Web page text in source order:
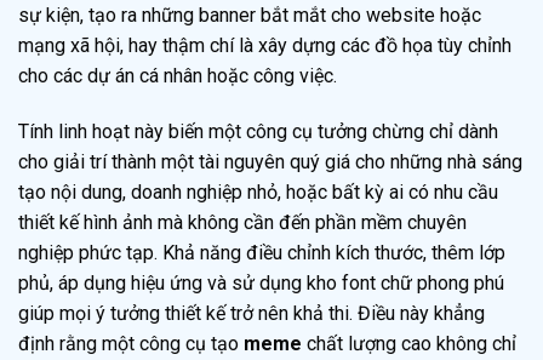
sự kiện, tạo ra những banner bắt mắt cho website hoặc
mạng xã hội, hay thậm chí là xây dựng các đồ họa tùy chỉnh
cho các dự án cá nhân hoặc công việc.
Tính linh hoạt này biến một công cụ tưởng chừng chỉ dành
cho giải trí thành một tài nguyên quý giá cho những nhà sáng
tạo nội dung, doanh nghiệp nhỏ, hoặc bất kỳ ai có nhu cầu
thiết kế hình ảnh mà không cần đến phần mềm chuyên
nghiệp phức tạp. Khả năng điều chỉnh kích thước, thêm lớp
phủ, áp dụng hiệu ứng và sử dụng kho font chữ phong phú
giúp mọi ý tưởng thiết kế trở nên khả thi. Điều này khẳng
định rằng một công cụ tạo meme chất lượng cao không chỉ